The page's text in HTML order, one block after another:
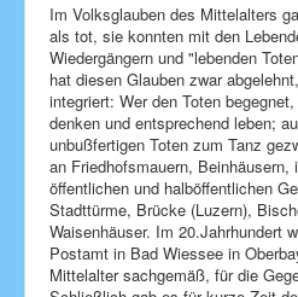
Schutzkonzepte
Kontakt
Impressum
Aktuelle Seite: Startseite
Totentanz
Im Volksglauben des Mittelalters
als tot, sie konnten mit den
Wiedergängern und "lebenden
hat diesen Glauben zwar
integriert: Wer den Toten
denken und entsprechend leben;
unbußfertigen Toten zum Tanz
an Friedhofsmauern, Beinhäusern,
öffentlichen und halböffentlichen
Stadttürme, Brücke (Luzern),
Waisenhäuser. Im 20.Jahrhundert
Postamt in Bad Wiessee in
Mittelalter sachgemäß, für die